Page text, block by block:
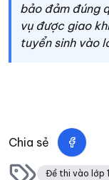
bảo đảm đúng
vụ được giao
tuyển sinh vào
Chia sẻ
Đề thi vào lớp